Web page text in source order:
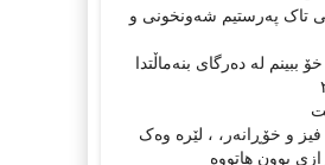
تاک پەرستيم شەونخونی و
ببينم لە دەرگای بنەماڵتدا
و خۆڕانەر، ، لێرە وەک
بوون هاتووە